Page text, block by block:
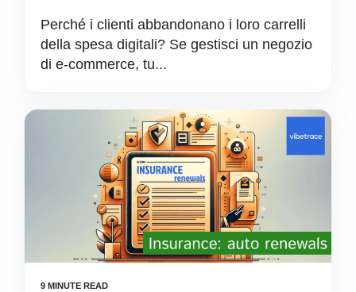
Perché i clienti abbandonano i loro carrelli
della spesa digitali? Se gestisci un negozio
di e-commerce, tu...